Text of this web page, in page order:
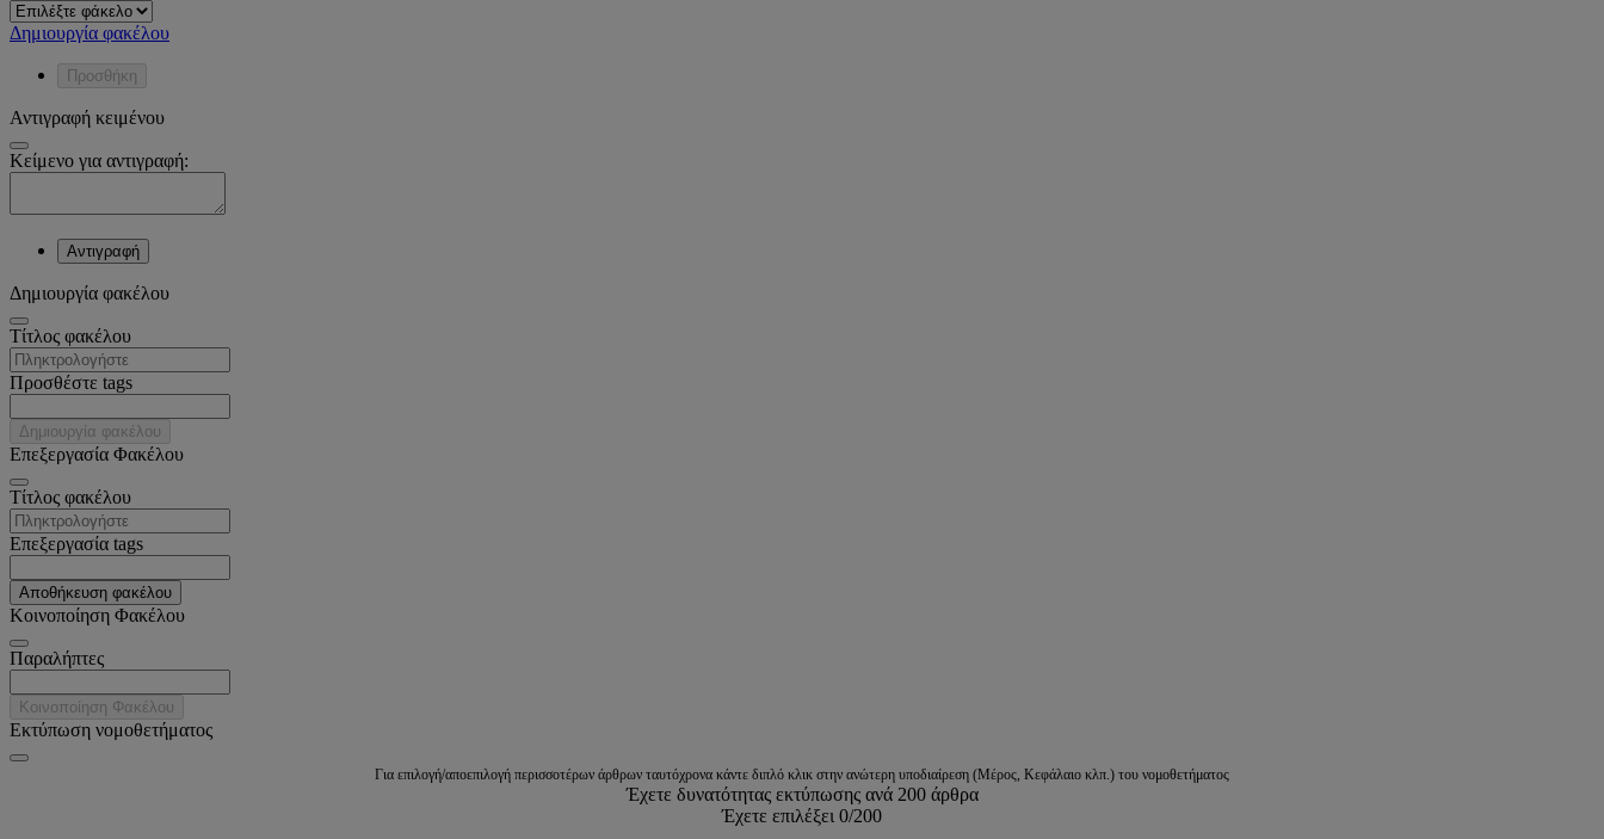
Δημιουργία φακέλου
Προσθήκη
Αντιγραφή κειμένου
Κείμενο για αντιγραφή:
Αντιγραφή
Δημιουργία φακέλου
Tίτλος φακέλου
Προσθέστε tags
Δημιουργία φακέλου
Επεξεργασία Φακέλου
Tίτλος φακέλου
Επεξεργασία tags
Αποθήκευση φακέλου
Κοινοποίηση Φακέλου
Παραλήπτες
Κοινοποίηση Φακέλου
Εκτύπωση νομοθετήματος
Για επιλογή/αποεπιλογή περισσοτέρων άρθρων ταυτόχρονα κάντε διπλό κλικ στην ανώτερη υποδιαίρεση (Μέρος, Κεφάλαιο κλπ.) του νομοθετήματος
Έχετε δυνατότητας εκτύπωσης ανά 200 άρθρα
Έχετε επιλέξει 0/200